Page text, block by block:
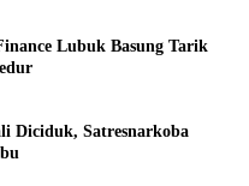
Lubuk Basung Tarik
Diciduk, Satresnarkoba